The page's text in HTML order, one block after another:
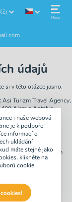
Menu
údajů
si v této otázce jasno.
Turizm Travel Agency,
Alanya Antalya
adresu:
smlouvy - za účelem
statistik o
dodavatelé
a účetní služby naší
i naše webová
je k podpoře
informací o
ukládání
máte stejně jako
klikněte na
cookie